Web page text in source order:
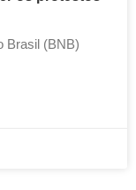
Brasil (BNB)